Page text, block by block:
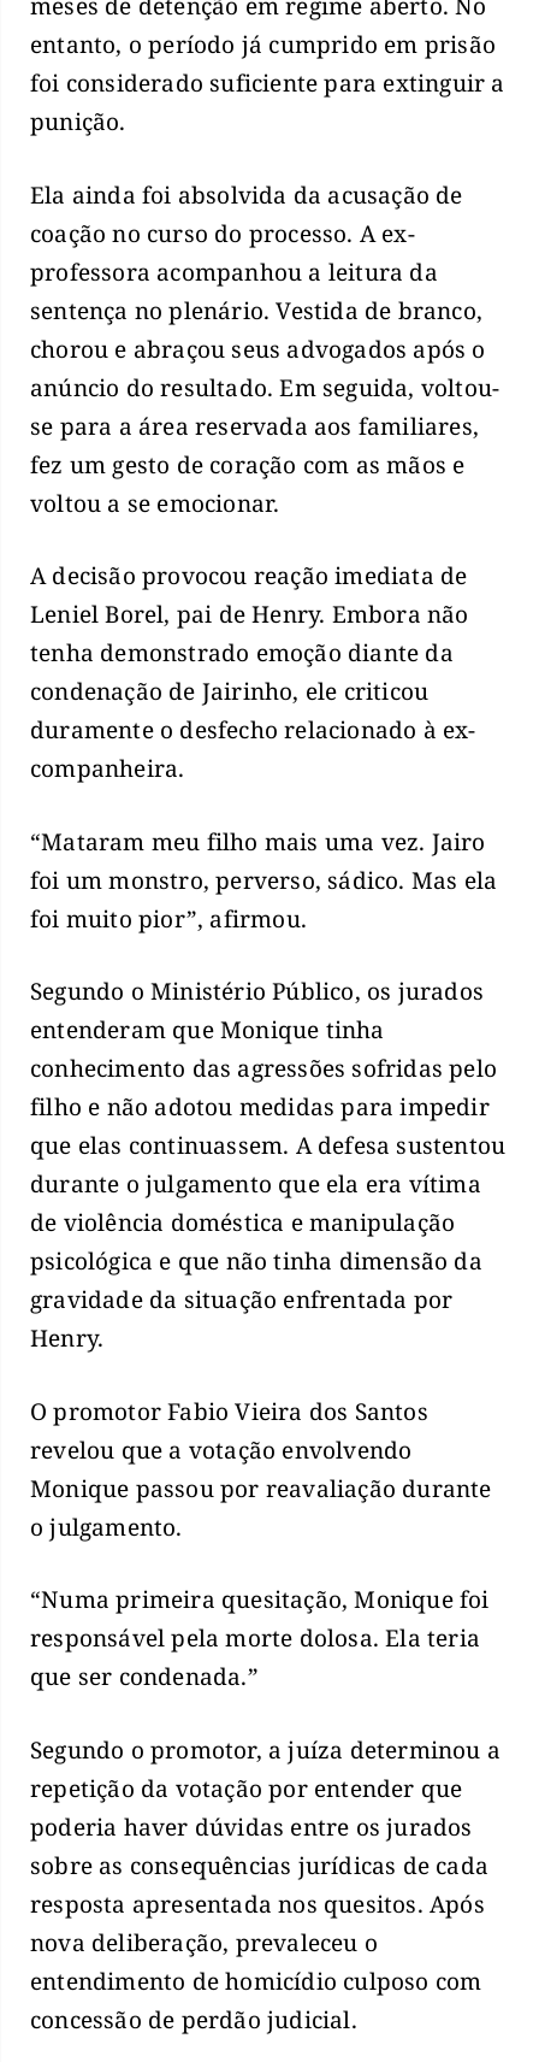
meses de detenção em regime aberto. No
entanto, o período já cumprido em prisão
foi considerado suficiente para extinguir a
punição.
Ela ainda foi absolvida da acusação de
coação no curso do processo. A ex-
professora acompanhou a leitura da
sentença no plenário. Vestida de branco,
chorou e abraçou seus advogados após o
anúncio do resultado. Em seguida, voltou-
se para a área reservada aos familiares,
fez um gesto de coração com as mãos e
voltou a se emocionar.
A decisão provocou reação imediata de
Leniel Borel, pai de Henry. Embora não
tenha demonstrado emoção diante da
condenação de Jairinho, ele criticou
duramente o desfecho relacionado à ex-
companheira.
“Mataram meu filho mais uma vez. Jairo
foi um monstro, perverso, sádico. Mas ela
foi muito pior”, afirmou.
Segundo o Ministério Público, os jurados
entenderam que Monique tinha
conhecimento das agressões sofridas pelo
filho e não adotou medidas para impedir
que elas continuassem. A defesa sustentou
durante o julgamento que ela era vítima
de violência doméstica e manipulação
psicológica e que não tinha dimensão da
gravidade da situação enfrentada por
Henry.
O promotor Fabio Vieira dos Santos
revelou que a votação envolvendo
Monique passou por reavaliação durante
o julgamento.
“Numa primeira quesitação, Monique foi
responsável pela morte dolosa. Ela teria
que ser condenada.”
Segundo o promotor, a juíza determinou a
repetição da votação por entender que
poderia haver dúvidas entre os jurados
sobre as consequências jurídicas de cada
resposta apresentada nos quesitos. Após
nova deliberação, prevaleceu o
entendimento de homicídio culposo com
concessão de perdão judicial.